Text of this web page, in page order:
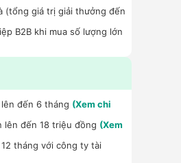
(tổng giá trị giải thưởng đến
B2B khi mua số lượng lớn
đến 6 tháng (Xem chi
lên đến 18 triệu đồng (Xem
tháng với công ty tài